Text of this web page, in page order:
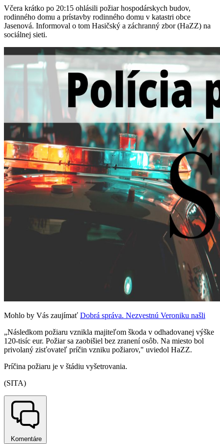
Včera krátko po 20:15 ohlásili požiar hospodárskych budov,
rodinného domu a prístavby rodinného domu v katastri obce
Jasenová. Informoval o tom Hasičský a záchranný zbor (HaZZ) na
sociálnej sieti.
Mohlo by Vás zaujímať Dobrá správa. Nezvestnú Veroniku našli
„Následkom požiaru vznikla majiteľom škoda v odhadovanej výške
120-tisíc eur. Požiar sa zaobišiel bez zranení osôb. Na miesto bol
privolaný zisťovateľ príčin vzniku požiarov," uviedol HaZZ.
Príčina požiaru je v štádiu vyšetrovania.
(SITA)
Komentáre